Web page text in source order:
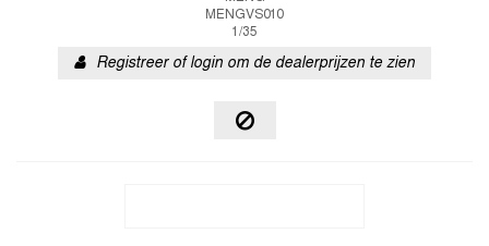
MENGVS010
1/35
Registreer of login om de dealerprijzen te zien